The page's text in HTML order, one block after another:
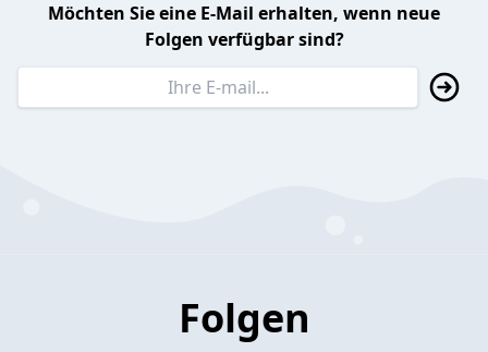
Möchten Sie eine E-Mail erhalten, wenn neue
Folgen verfügbar sind?
Folgen